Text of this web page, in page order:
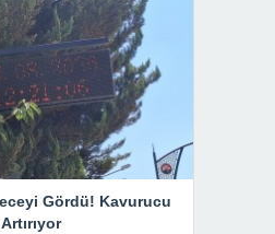
Gördü! Kavurucu